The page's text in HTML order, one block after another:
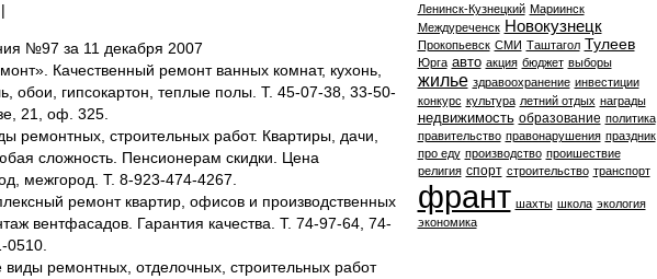
№97 за 11 декабря 2007
Качественный ремонт ванных комнат, кухонь,
обои, гипсокартон, теплые полы. Т. 45-07-38, 33-50-
21, оф. 325.
ремонтных, строительных работ. Квартиры, дачи,
сложность. Пенсионерам скидки. Цена
межгород. Т. 8-923-474-4267.
ремонт квартир, офисов и производственных
вентфасадов. Гарантия качества. Т. 74-97-64, 74-
0510.
ремонтных, отделочных, строительных работ
Ленинск-Кузнецкий Мариинск
Междуреченск Новокузнецк
Прокопьевск СМИ Таштагол Тулеев
Юрга авто акция бюджет выборы
жилье здравоохранение инвестиции
конкурс культура летний отдых награды
недвижимость образование политика
правительство правонарушения праздник
про еду производство проишествие
религия спорт строительство транспорт
франт шахты школа экология
экономика